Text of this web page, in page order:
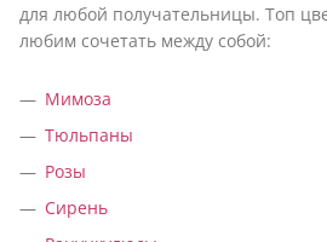
для любой получательницы. Топ
любим сочетать между собой:
Мимоза
Тюльпаны
Розы
Сирень